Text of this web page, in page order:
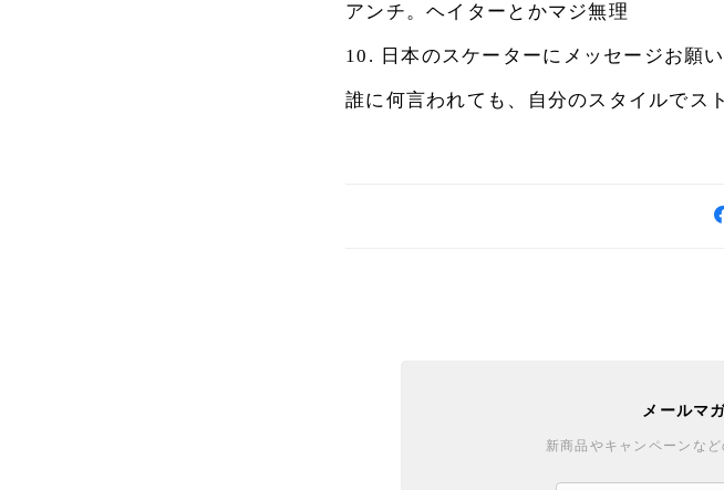
アンチ。ヘイターとかマジ無理
10. 日本のスケーターにメッセージお願い
誰に何言われても、自分のスタイルでス
メールマ
新商品やキャンペーンな